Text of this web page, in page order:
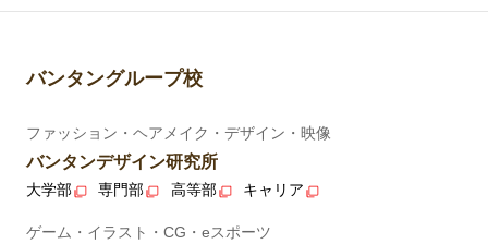
バンタングループ校
ファッション・ヘアメイク・デザイン・映像
バンタンデザイン研究所
大学部 専門部 高等部 キャリア
ゲーム・イラスト・CG・eスポーツ